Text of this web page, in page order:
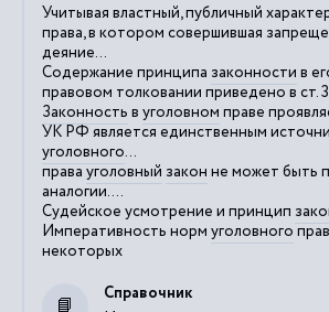
Учитывая властный, публичный
права, в котором совершившая
деяние...
Содержание принципа законности в
правовом толковании приведено в ст.
Законность в уголовном праве
УК РФ является единственным
уголовного...
правауголовный закон не может быть
аналогии....
Судейское усмотрение и принцип
Императивность норм уголовного
некоторых
Справочник